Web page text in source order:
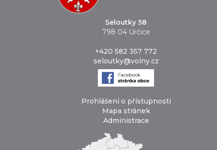
Seloutky 58
798 04 Určice
+420 582 357 772
seloutky@volny.cz
Prohlášení o přístupnosti
Mapa stránek
Administrace